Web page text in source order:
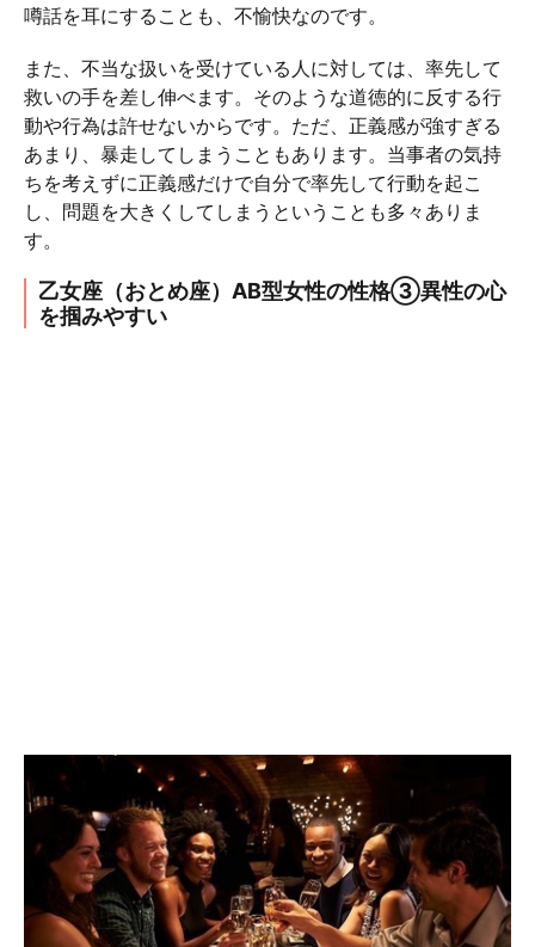
噂話を耳にすることも、不愉快なのです。
また、不当な扱いを受けている人に対しては、率先して
救いの手を差し伸べます。そのような道徳的に反する行
動や行為は許せないからです。ただ、正義感が強すぎる
あまり、暴走してしまうこともあります。当事者の気持
ちを考えずに正義感だけで自分で率先して行動を起こ
し、問題を大きくしてしまうということも多々ありま
す。
乙女座（おとめ座）AB型女性の性格③異性の心
を掴みやすい